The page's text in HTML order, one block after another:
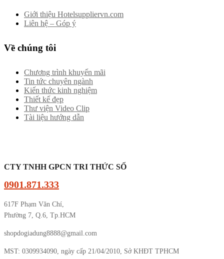
Giới thiệu Hotelsuppliervn.com
Liên hệ – Góp ý
Về chúng tôi
Chương trình khuyến mãi
Tin tức chuyên ngành
Kiến thức kinh nghiệm
Thiết kế đẹp
Thư viện Video Clip
Tài liệu hướng dẫn
CTY TNHH GPCN TRI THỨC SỐ
0901.871.333
617F Phạm Văn Chí,
Phường 7, Q.6, Tp.HCM
shopdogiadung8888@gmail.com
MST: 0309934090, ngày cấp 21/04/2010, Sở KHĐT TPHCM